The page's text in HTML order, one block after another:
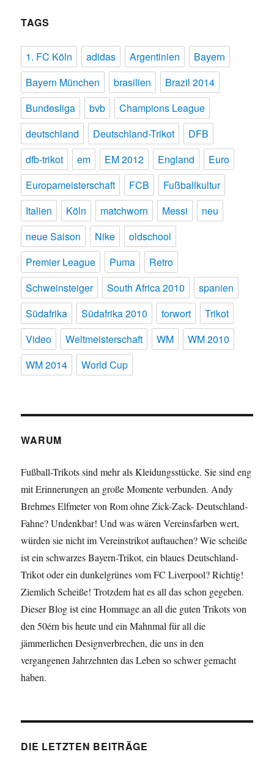
TAGS
1. FC Köln adidas Argentinien
Bayern
Bayern München
brasilien
Brazil 2014
Bundesliga
bvb
Champions League
deutschland
Deutschland-Trikot
DFB
dfb-trikot
em EM 2012 England
Euro
Europameisterschaft
FCB
Fußballkultur
Italien
Köln matchworn Messi
neu
neue Saison
Nike
oldschool
Premier League
Puma
Retro
Schweinsteiger
South Africa 2010
spanien
Südafrika
Südafrika 2010 torwort
Trikot
Video
Weltmeisterschaft WM
WM 2010
WM 2014
World Cup
WARUM
Fußball-Trikots sind mehr als Kleidungsstücke. Sie sind eng
mit Erinnerungen an große Momente verbunden. Andy
Brehmes Elfmeter von Rom ohne Zick-Zack- Deutschland-
Fahne? Undenkbar! Und was wären Vereinsfarben wert,
würden sie nicht im Vereinstrikot auftauchen? Wie scheiße
ist ein schwarzes Bayern-Trikot, ein blaues Deutschland-
Trikot oder ein dunkelgrünes vom FC Liverpool? Richtig!
Ziemlich Scheiße! Trotzdem hat es all das schon gegeben.
Dieser Blog ist eine Hommage an all die guten Trikots von
den 50érn bis heute und ein Mahnmal für all die
jämmerlichen Designverbrechen, die uns in den
vergangenen Jahrzehnten das Leben so schwer gemacht
haben.
DIE LETZTEN BEITRÄGE